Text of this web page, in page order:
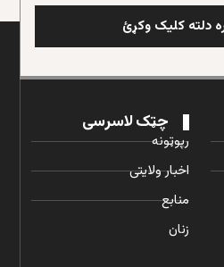
دلته کلیک وکړئ
چټک لاسرسی
رپوټونه
اخبار ولایتی
منابع
زنان